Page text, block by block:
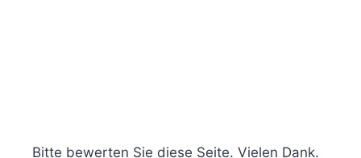
Bitte bewerten Sie diese Seite. Vielen Dank.